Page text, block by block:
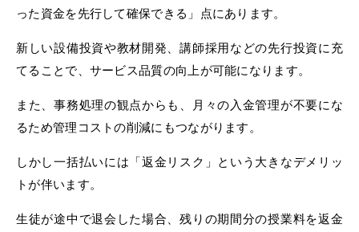
った資金を先行して確保できる」点にあります。
新しい設備投資や教材開発、講師採用などの先行投資に充
てることで、サービス品質の向上が可能になります。
また、事務処理の観点からも、月々の入金管理が不要にな
るため管理コストの削減にもつながります。
しかし一括払いには「返金リスク」という大きなデメリッ
トが伴います。
生徒が途中で退会した場合、残りの期間分の授業料を返金